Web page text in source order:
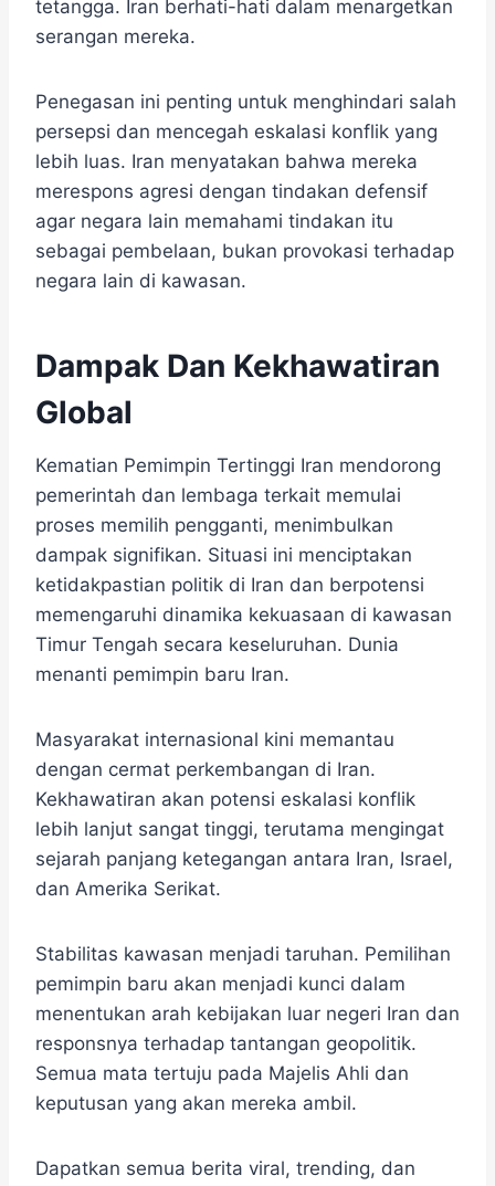
tetangga. Iran berhati-hati dalam menargetkan
serangan mereka.
Penegasan ini penting untuk menghindari salah
persepsi dan mencegah eskalasi konflik yang
lebih luas. Iran menyatakan bahwa mereka
merespons agresi dengan tindakan defensif
agar negara lain memahami tindakan itu
sebagai pembelaan, bukan provokasi terhadap
negara lain di kawasan.
Dampak Dan Kekhawatiran
Global
Kematian Pemimpin Tertinggi Iran mendorong
pemerintah dan lembaga terkait memulai
proses memilih pengganti, menimbulkan
dampak signifikan. Situasi ini menciptakan
ketidakpastian politik di Iran dan berpotensi
memengaruhi dinamika kekuasaan di kawasan
Timur Tengah secara keseluruhan. Dunia
menanti pemimpin baru Iran.
Masyarakat internasional kini memantau
dengan cermat perkembangan di Iran.
Kekhawatiran akan potensi eskalasi konflik
lebih lanjut sangat tinggi, terutama mengingat
sejarah panjang ketegangan antara Iran, Israel,
dan Amerika Serikat.
Stabilitas kawasan menjadi taruhan. Pemilihan
pemimpin baru akan menjadi kunci dalam
menentukan arah kebijakan luar negeri Iran dan
responsnya terhadap tantangan geopolitik.
Semua mata tertuju pada Majelis Ahli dan
keputusan yang akan mereka ambil.
Dapatkan semua berita viral, trending, dan